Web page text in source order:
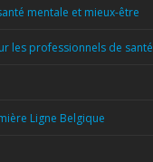
mentale et mieux-être
les professionnels de santé
Ligne Belgique